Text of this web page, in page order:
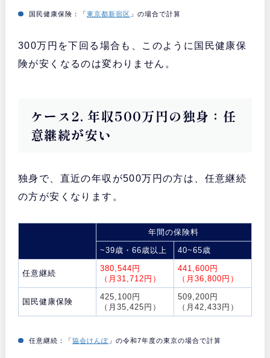
国民健康保険：「東京都新宿区 」の場合で計算
300万円を下回る場合も、このように国民健康保
険が安くなるのは変わりません。
ケース2. 年収500万円の独身：任
意継続が安い
独身で、直近の年収が500万円の方は、任意継続
の方が安くなります。
年間の保険料
~39歳・66歳以上
40~65歳
任意継続
380,544円
（月31,712円）
441,600円
（月36,800円）
国民健康保険
425,100円
（月35,425円）
509,200円
（月42,433円）
任意継続：「協会けんぽ 」の令和7年度の東京の場合で計算